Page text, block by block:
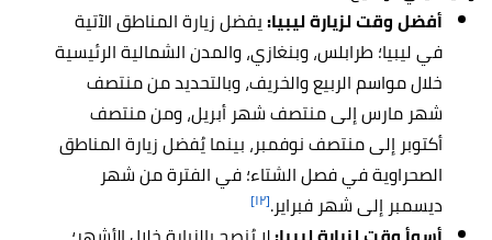
أفضل وقت لزيارة ليبيا:يفضلزيارة المناطق الآتية
في ليبيا؛ طرابلس، وبنغازي، والمدن الشمالية الرئيسية
خلال مواسم الربيع والخريف، وبالتحديد من منتصف
شهر مارس إلى منتصف شهر أبريل، ومن منتصف
أكتوبر إلى منتصف نوفمبر، بينما يُفضل زيارة المناطق
الصحراوية في فصل الشتاء؛ في الفترة من شهر
ديسمبر إلى شهر فبراير.[١٢]